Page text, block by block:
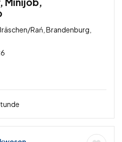
Rań, Brandenburg,